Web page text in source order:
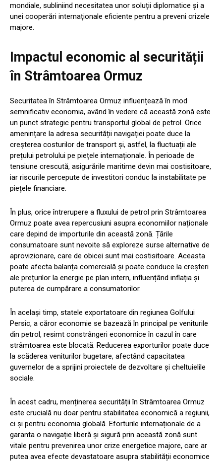
mondiale, subliniind necesitatea unor soluții diplomatice și a
unei cooperări internaționale eficiente pentru a preveni crizele
majore.
Impactul economic al securității
în Strâmtoarea Ormuz
Securitatea în Strâmtoarea Ormuz influențează în mod
semnificativ economia, având în vedere că această zonă este
un punct strategic pentru transportul global de petrol. Orice
amenințare la adresa securității navigației poate duce la
creșterea costurilor de transport și, astfel, la fluctuații ale
prețului petrolului pe piețele internaționale. În perioade de
tensiune crescută, asigurările maritime devin mai costisitoare,
iar riscurile percepute de investitori conduc la instabilitate pe
piețele financiare.
În plus, orice întrerupere a fluxului de petrol prin Strâmtoarea
Ormuz poate avea repercusiuni asupra economiilor naționale
care depind de importurile din această zonă. Țările
consumatoare sunt nevoite să exploreze surse alternative de
aprovizionare, care de obicei sunt mai costisitoare. Aceasta
poate afecta balanța comercială și poate conduce la creșteri
ale prețurilor la energie pe plan intern, influențând inflația și
puterea de cumpărare a consumatorilor.
În același timp, statele exportatoare din regiunea Golfului
Persic, a căror economie se bazează în principal pe veniturile
din petrol, resimt constrângeri economice în cazul în care
strâmtoarea este blocată. Reducerea exporturilor poate duce
la scăderea veniturilor bugetare, afectând capacitatea
guvernelor de a sprijini proiectele de dezvoltare și cheltuielile
sociale.
În acest cadru, menținerea securității în Strâmtoarea Ormuz
este crucială nu doar pentru stabilitatea economică a regiunii,
ci și pentru economia globală. Eforturile internaționale de a
garanta o navigație liberă și sigură prin această zonă sunt
vitale pentru prevenirea unor crize energetice majore, care ar
putea avea efecte devastatoare asupra stabilității economice